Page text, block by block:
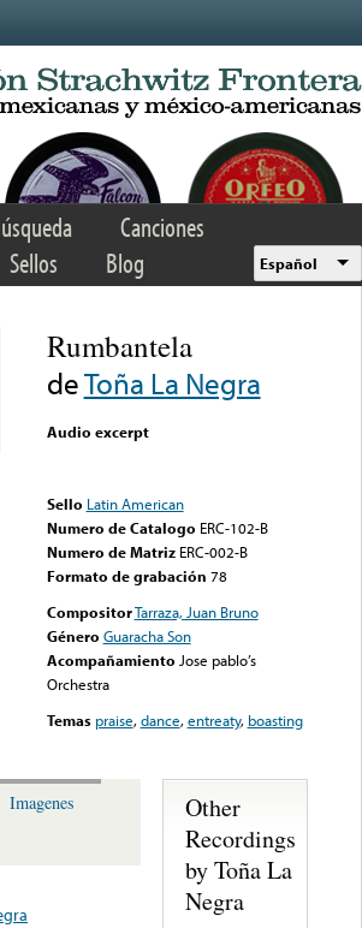
Canciones
Sellos Blog Español
Rumbantela
deToña La Negra
Audio excerpt
Sello Latin American
Numero de Catalogo ERC-102-B
Numero de Matriz ERC-002-B
Formato de grabación 78
CompositorTarraza, Juan Bruno
Género Guaracha Son
Acompañamiento Jose pablo’s
Orchestra
Temas praise,dance,entreaty, boasting
Imagenes
Other
Recordings
by Toña La
Negra